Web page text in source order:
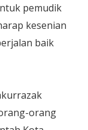
pemudik
kesenian
baik
orang